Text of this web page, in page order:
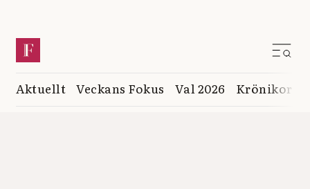
Aktuellt Veckans Fokus Val 2026 Krönikor